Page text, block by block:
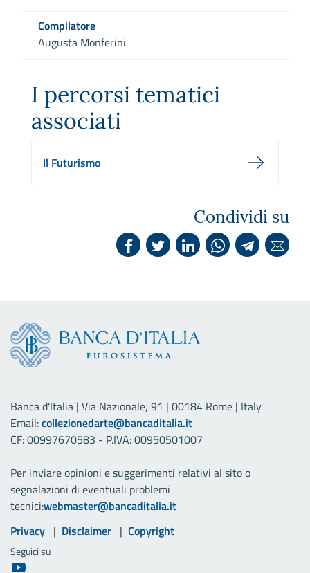
Compilatore
Augusta Monferini
I percorsi tematici
associati
Il Futurismo
Condividi su
Banca d'Italia | Via Nazionale, 91 | 00184 Rome | Italy
Email:collezionedarte@bancaditalia.it
CF: 00997670583 - P.IVA: 00950501007
Per inviare opinioni e suggerimenti relativi al sito o
segnalazioni di eventuali problemi
tecnici:webmaster@bancaditalia.it
Link utili
Privacy Disclaimer Copyright
Seguici su